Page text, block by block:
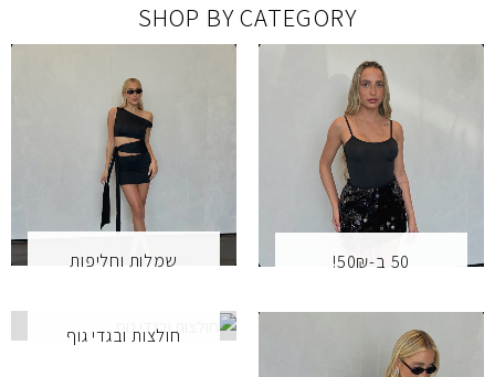
SHOP BY CATEGORY
שמלות וחליפות 50 ב-50₪!
חולצות ובגדי גוף